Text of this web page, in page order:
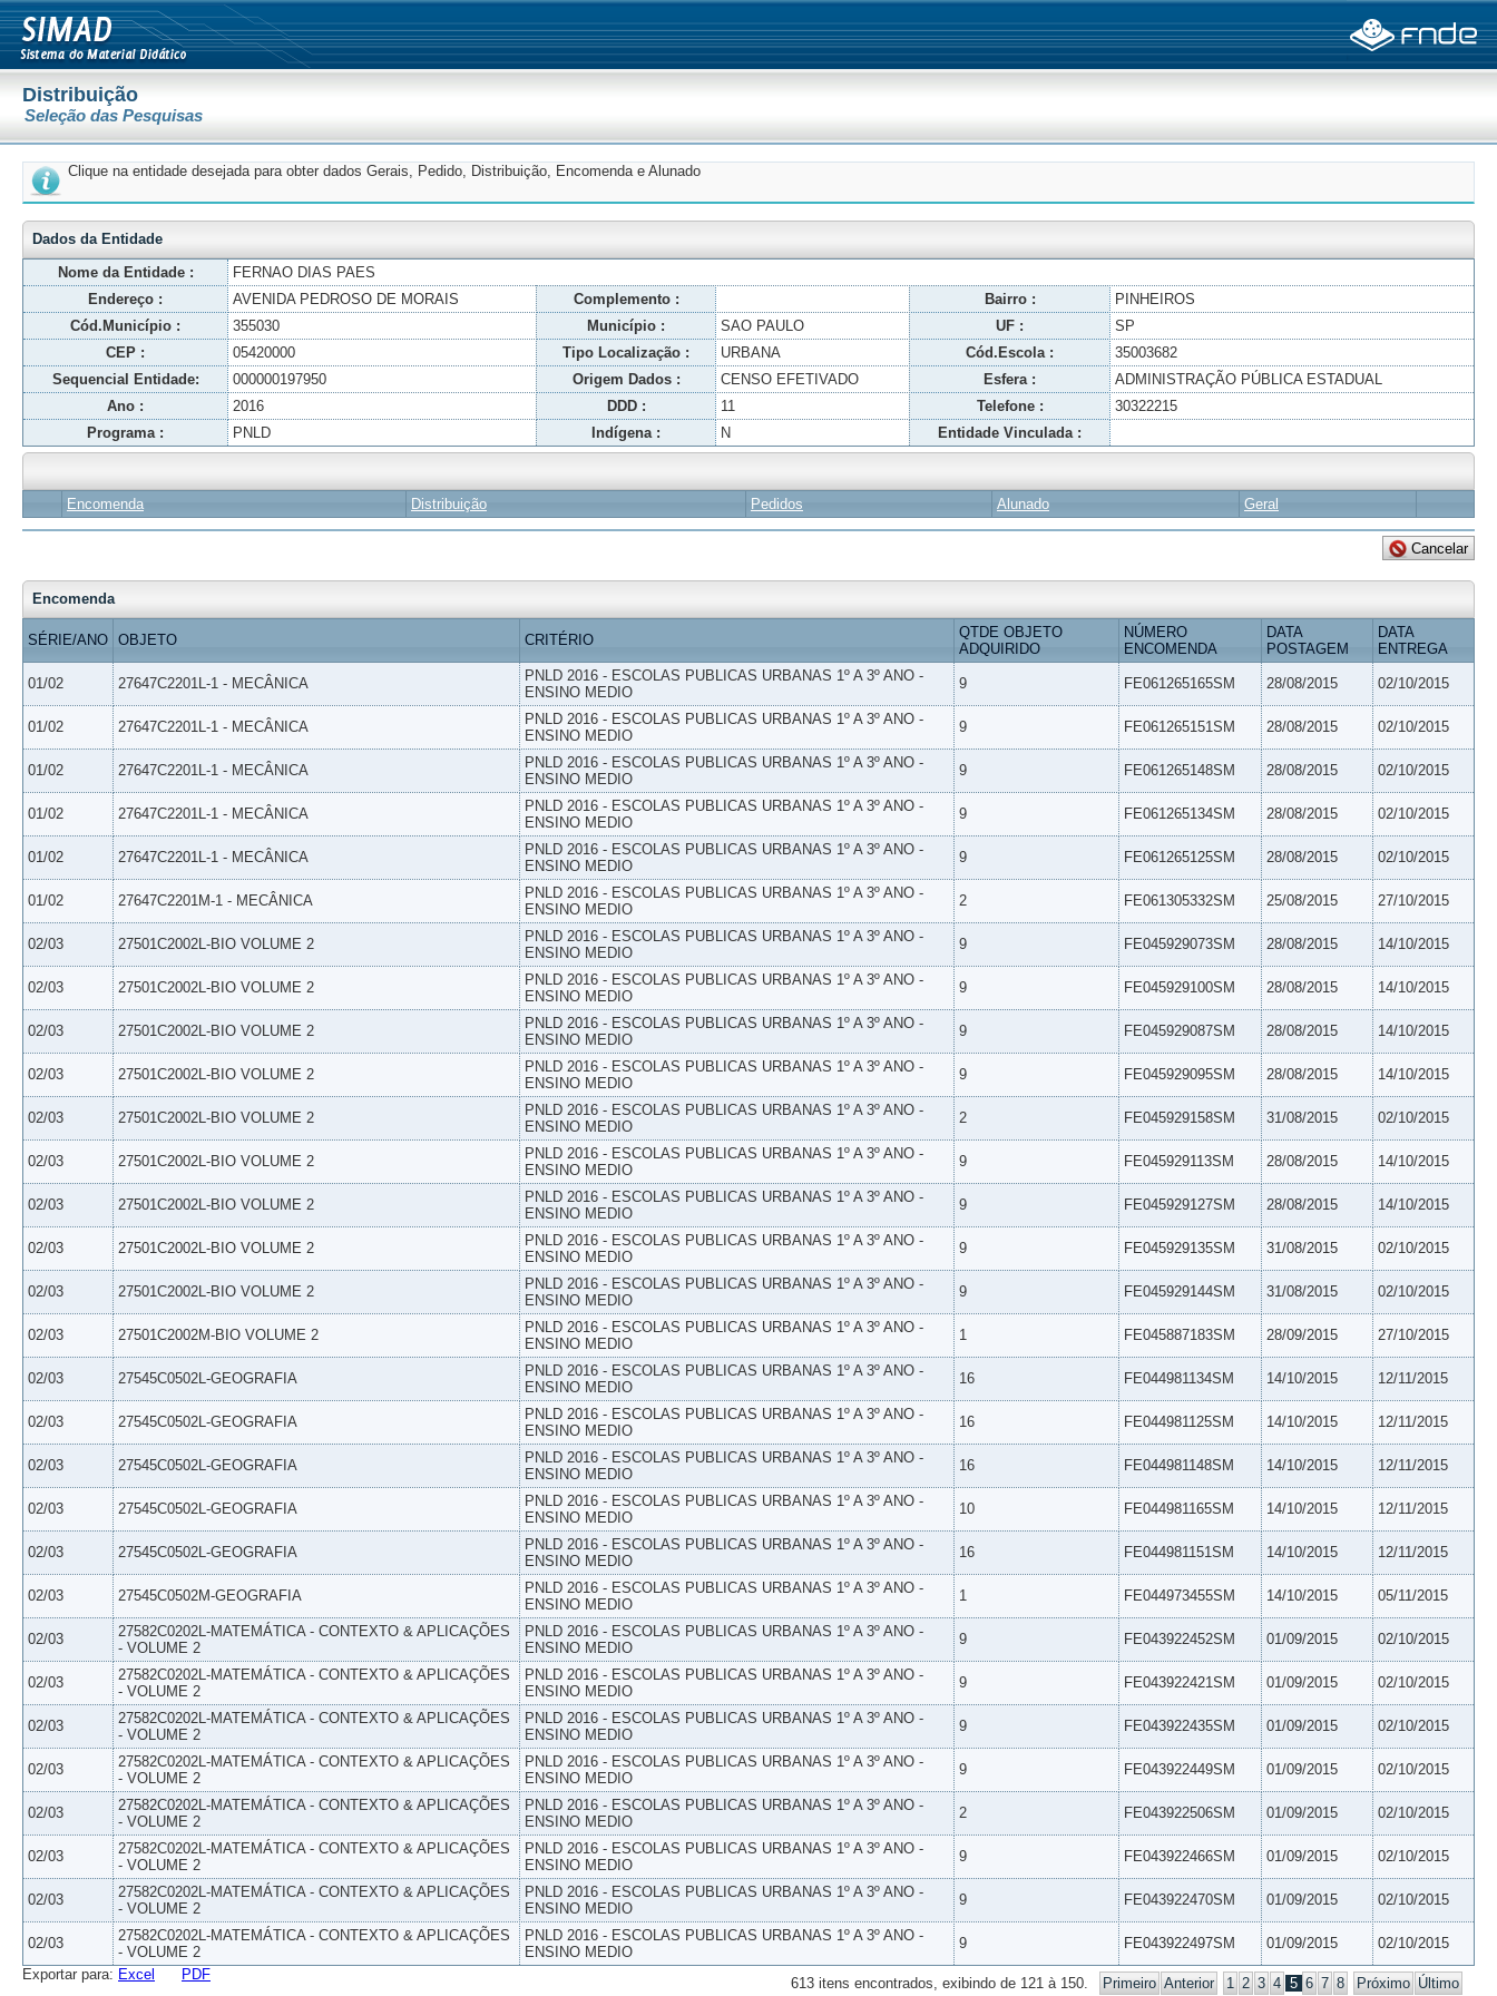
Distribuição
Seleção das Pesquisas
Clique na entidade desejada para obter dados Gerais, Pedido, Distribuição, Encomenda e Alunado
Dados da Entidade
Nome da Entidade :
FERNAO DIAS PAES
Endereço :
AVENIDA PEDROSO DE MORAIS Complemento : Bairro :
PINHEIROS
Cód.Município :
355030 Município : SAO PAULO UF :
SP
CEP :
05420000 Tipo Localização : URBANA Cód.Escola :
35003682
Sequencial Entidade:
000000197950 Origem Dados : CENSO EFETIVADO Esfera :
ADMINISTRAÇÃO PÚBLICA ESTADUAL
Ano :
2016 DDD : 11 Telefone :
30322215
Programa :
PNLD Indígena : N Entidade Vinculada :
Encomenda Distribuição Pedidos Alunado Geral
Encomenda
SÉRIE/ANO OBJETO CRITÉRIO
QTDE OBJETO
ADQUIRIDO
NÚMERO
ENCOMENDA
DATA
POSTAGEM
DATA
ENTREGA
01/02 27647C2201L-1 - MECÂNICA
PNLD 2016 - ESCOLAS PUBLICAS URBANAS 1º A 3º ANO -
ENSINO MEDIO
9 FE061265165SM 28/08/2015 02/10/2015
01/02 27647C2201L-1 - MECÂNICA
PNLD 2016 - ESCOLAS PUBLICAS URBANAS 1º A 3º ANO -
ENSINO MEDIO
9 FE061265151SM 28/08/2015 02/10/2015
01/02 27647C2201L-1 - MECÂNICA
PNLD 2016 - ESCOLAS PUBLICAS URBANAS 1º A 3º ANO -
ENSINO MEDIO
9 FE061265148SM 28/08/2015 02/10/2015
01/02 27647C2201L-1 - MECÂNICA
PNLD 2016 - ESCOLAS PUBLICAS URBANAS 1º A 3º ANO -
ENSINO MEDIO
9 FE061265134SM 28/08/2015 02/10/2015
01/02 27647C2201L-1 - MECÂNICA
PNLD 2016 - ESCOLAS PUBLICAS URBANAS 1º A 3º ANO -
ENSINO MEDIO
9 FE061265125SM 28/08/2015 02/10/2015
01/02 27647C2201M-1 - MECÂNICA
PNLD 2016 - ESCOLAS PUBLICAS URBANAS 1º A 3º ANO -
ENSINO MEDIO
2 FE061305332SM 25/08/2015 27/10/2015
02/03 27501C2002L-BIO VOLUME 2
PNLD 2016 - ESCOLAS PUBLICAS URBANAS 1º A 3º ANO -
ENSINO MEDIO
9 FE045929073SM 28/08/2015 14/10/2015
02/03 27501C2002L-BIO VOLUME 2
PNLD 2016 - ESCOLAS PUBLICAS URBANAS 1º A 3º ANO -
ENSINO MEDIO
9 FE045929100SM 28/08/2015 14/10/2015
02/03 27501C2002L-BIO VOLUME 2
PNLD 2016 - ESCOLAS PUBLICAS URBANAS 1º A 3º ANO -
ENSINO MEDIO
9 FE045929087SM 28/08/2015 14/10/2015
02/03 27501C2002L-BIO VOLUME 2
PNLD 2016 - ESCOLAS PUBLICAS URBANAS 1º A 3º ANO -
ENSINO MEDIO
9 FE045929095SM 28/08/2015 14/10/2015
02/03 27501C2002L-BIO VOLUME 2
PNLD 2016 - ESCOLAS PUBLICAS URBANAS 1º A 3º ANO -
ENSINO MEDIO
2 FE045929158SM 31/08/2015 02/10/2015
02/03 27501C2002L-BIO VOLUME 2
PNLD 2016 - ESCOLAS PUBLICAS URBANAS 1º A 3º ANO -
ENSINO MEDIO
9 FE045929113SM 28/08/2015 14/10/2015
02/03 27501C2002L-BIO VOLUME 2
PNLD 2016 - ESCOLAS PUBLICAS URBANAS 1º A 3º ANO -
ENSINO MEDIO
9 FE045929127SM 28/08/2015 14/10/2015
02/03 27501C2002L-BIO VOLUME 2
PNLD 2016 - ESCOLAS PUBLICAS URBANAS 1º A 3º ANO -
ENSINO MEDIO
9 FE045929135SM 31/08/2015 02/10/2015
02/03 27501C2002L-BIO VOLUME 2
PNLD 2016 - ESCOLAS PUBLICAS URBANAS 1º A 3º ANO -
ENSINO MEDIO
9 FE045929144SM 31/08/2015 02/10/2015
02/03 27501C2002M-BIO VOLUME 2
PNLD 2016 - ESCOLAS PUBLICAS URBANAS 1º A 3º ANO -
ENSINO MEDIO
1 FE045887183SM 28/09/2015 27/10/2015
02/03 27545C0502L-GEOGRAFIA
PNLD 2016 - ESCOLAS PUBLICAS URBANAS 1º A 3º ANO -
ENSINO MEDIO
16 FE044981134SM 14/10/2015 12/11/2015
02/03 27545C0502L-GEOGRAFIA
PNLD 2016 - ESCOLAS PUBLICAS URBANAS 1º A 3º ANO -
ENSINO MEDIO
16 FE044981125SM 14/10/2015 12/11/2015
02/03 27545C0502L-GEOGRAFIA
PNLD 2016 - ESCOLAS PUBLICAS URBANAS 1º A 3º ANO -
ENSINO MEDIO
16 FE044981148SM 14/10/2015 12/11/2015
02/03 27545C0502L-GEOGRAFIA
PNLD 2016 - ESCOLAS PUBLICAS URBANAS 1º A 3º ANO -
ENSINO MEDIO
10 FE044981165SM 14/10/2015 12/11/2015
02/03 27545C0502L-GEOGRAFIA
PNLD 2016 - ESCOLAS PUBLICAS URBANAS 1º A 3º ANO -
ENSINO MEDIO
16 FE044981151SM 14/10/2015 12/11/2015
02/03 27545C0502M-GEOGRAFIA
PNLD 2016 - ESCOLAS PUBLICAS URBANAS 1º A 3º ANO -
ENSINO MEDIO
1 FE044973455SM 14/10/2015 05/11/2015
02/03
27582C0202L-MATEMÁTICA - CONTEXTO & APLICAÇÕES
- VOLUME 2
PNLD 2016 - ESCOLAS PUBLICAS URBANAS 1º A 3º ANO -
ENSINO MEDIO
9 FE043922452SM 01/09/2015 02/10/2015
02/03
27582C0202L-MATEMÁTICA - CONTEXTO & APLICAÇÕES
- VOLUME 2
PNLD 2016 - ESCOLAS PUBLICAS URBANAS 1º A 3º ANO -
ENSINO MEDIO
9 FE043922421SM 01/09/2015 02/10/2015
02/03
27582C0202L-MATEMÁTICA - CONTEXTO & APLICAÇÕES
- VOLUME 2
PNLD 2016 - ESCOLAS PUBLICAS URBANAS 1º A 3º ANO -
ENSINO MEDIO
9 FE043922435SM 01/09/2015 02/10/2015
02/03
27582C0202L-MATEMÁTICA - CONTEXTO & APLICAÇÕES
- VOLUME 2
PNLD 2016 - ESCOLAS PUBLICAS URBANAS 1º A 3º ANO -
ENSINO MEDIO
9 FE043922449SM 01/09/2015 02/10/2015
02/03
27582C0202L-MATEMÁTICA - CONTEXTO & APLICAÇÕES
- VOLUME 2
PNLD 2016 - ESCOLAS PUBLICAS URBANAS 1º A 3º ANO -
ENSINO MEDIO
2 FE043922506SM 01/09/2015 02/10/2015
02/03
27582C0202L-MATEMÁTICA - CONTEXTO & APLICAÇÕES
- VOLUME 2
PNLD 2016 - ESCOLAS PUBLICAS URBANAS 1º A 3º ANO -
ENSINO MEDIO
9 FE043922466SM 01/09/2015 02/10/2015
02/03
27582C0202L-MATEMÁTICA - CONTEXTO & APLICAÇÕES
- VOLUME 2
PNLD 2016 - ESCOLAS PUBLICAS URBANAS 1º A 3º ANO -
ENSINO MEDIO
9 FE043922470SM 01/09/2015 02/10/2015
02/03
27582C0202L-MATEMÁTICA - CONTEXTO & APLICAÇÕES
- VOLUME 2
PNLD 2016 - ESCOLAS PUBLICAS URBANAS 1º A 3º ANO -
ENSINO MEDIO
9 FE043922497SM 01/09/2015 02/10/2015
613 itens encontrados, exibindo de 121 à 150. Primeiro Anterior 1 2 3 4 5 6 7 8 Próximo Último
Exportar para: Excel PDF